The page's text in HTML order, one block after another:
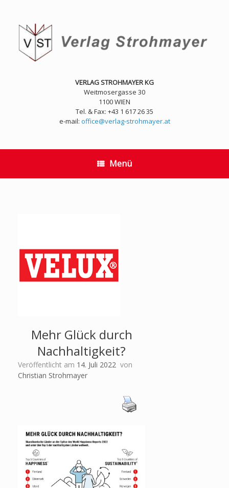
springen
VERLAG STROHMAYER KG
Weitmosergasse 30
1100 WIEN
Tel. & Fax: +43 1 617 26 35
e-mail: office@verlag-strohmayer.at
Menü
Mehr Glück durch
Nachhaltigkeit?
Veröffentlicht am 14. Juli 2022 von
Christian Strohmayer